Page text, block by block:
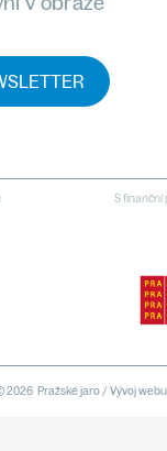
S
2026 Pražské jaro / Vývoj